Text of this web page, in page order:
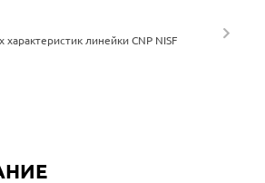
линейки CNP NISF